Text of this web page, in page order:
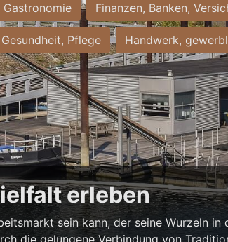
Gastronomie Finanzen, Banken,
Pflege Handwerk,
erleben
sein kann, der seine Wurzeln in